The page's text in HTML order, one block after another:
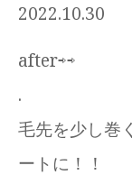
2022.10.30
after⇨⇨
.
毛先を少し巻
ートに！！